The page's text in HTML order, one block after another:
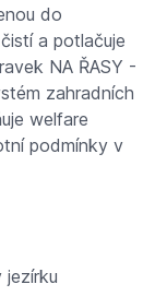
do
a potlačuje
NA ŘASY -
zahradních
welfare
podmínky v
jezírku